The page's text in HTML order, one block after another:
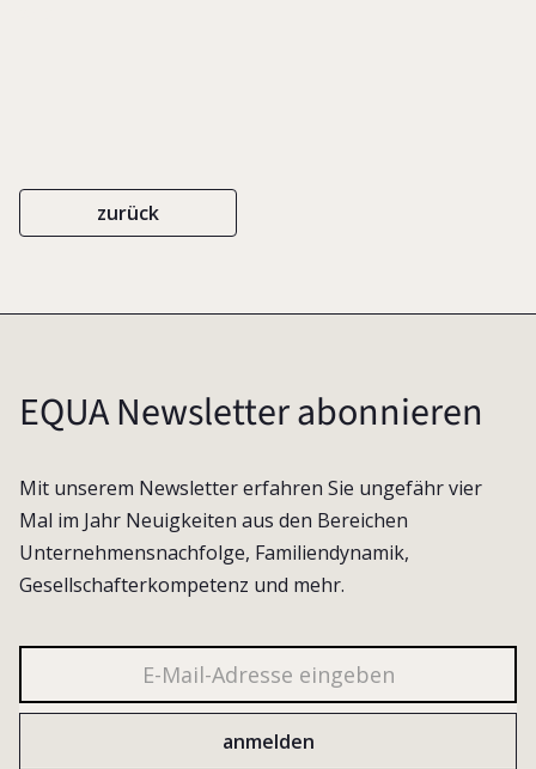
zurück
EQUA Newsletter abonnieren
Mit unserem Newsletter erfahren Sie ungefähr vier
Mal im Jahr Neuigkeiten aus den Bereichen
Unternehmensnachfolge, Familiendynamik,
Gesellschafterkompetenz und mehr.